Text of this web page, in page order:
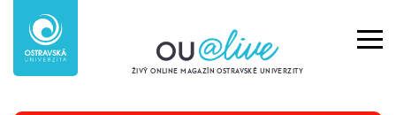
ŽIVÝ ONLINE MAGAZÍN OSTRAVSKÉ UNIVERZITY